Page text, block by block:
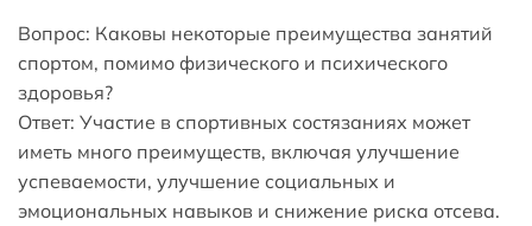
Вопрос: Каковы некоторые преимущества занятий
спортом, помимо физического и психического
здоровья?
Ответ: Участие в спортивных состязаниях может
иметь много преимуществ, включая улучшение
успеваемости, улучшение социальных и
эмоциональных навыков и снижение риска отсева.